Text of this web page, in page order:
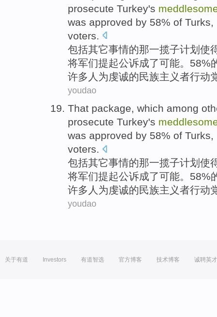
prosecute Turkey's
was approved by 58% of Turks
voters
包括其它事情的那一揽子计划使
将军们提起公诉成了可能。58%
许多 人为虔诚的民族主义者行动
youdao
That package, which among
prosecute Turkey's
was approved by 58% of Turks,
voters.
包括其它事情的那一揽子计划 使
将军们提起公诉成了可能。58%
许多 人为虔诚的民族主义者行动
youdao
关于有道 Investors 有道智选 官方博客 技术博客 诚聘英才